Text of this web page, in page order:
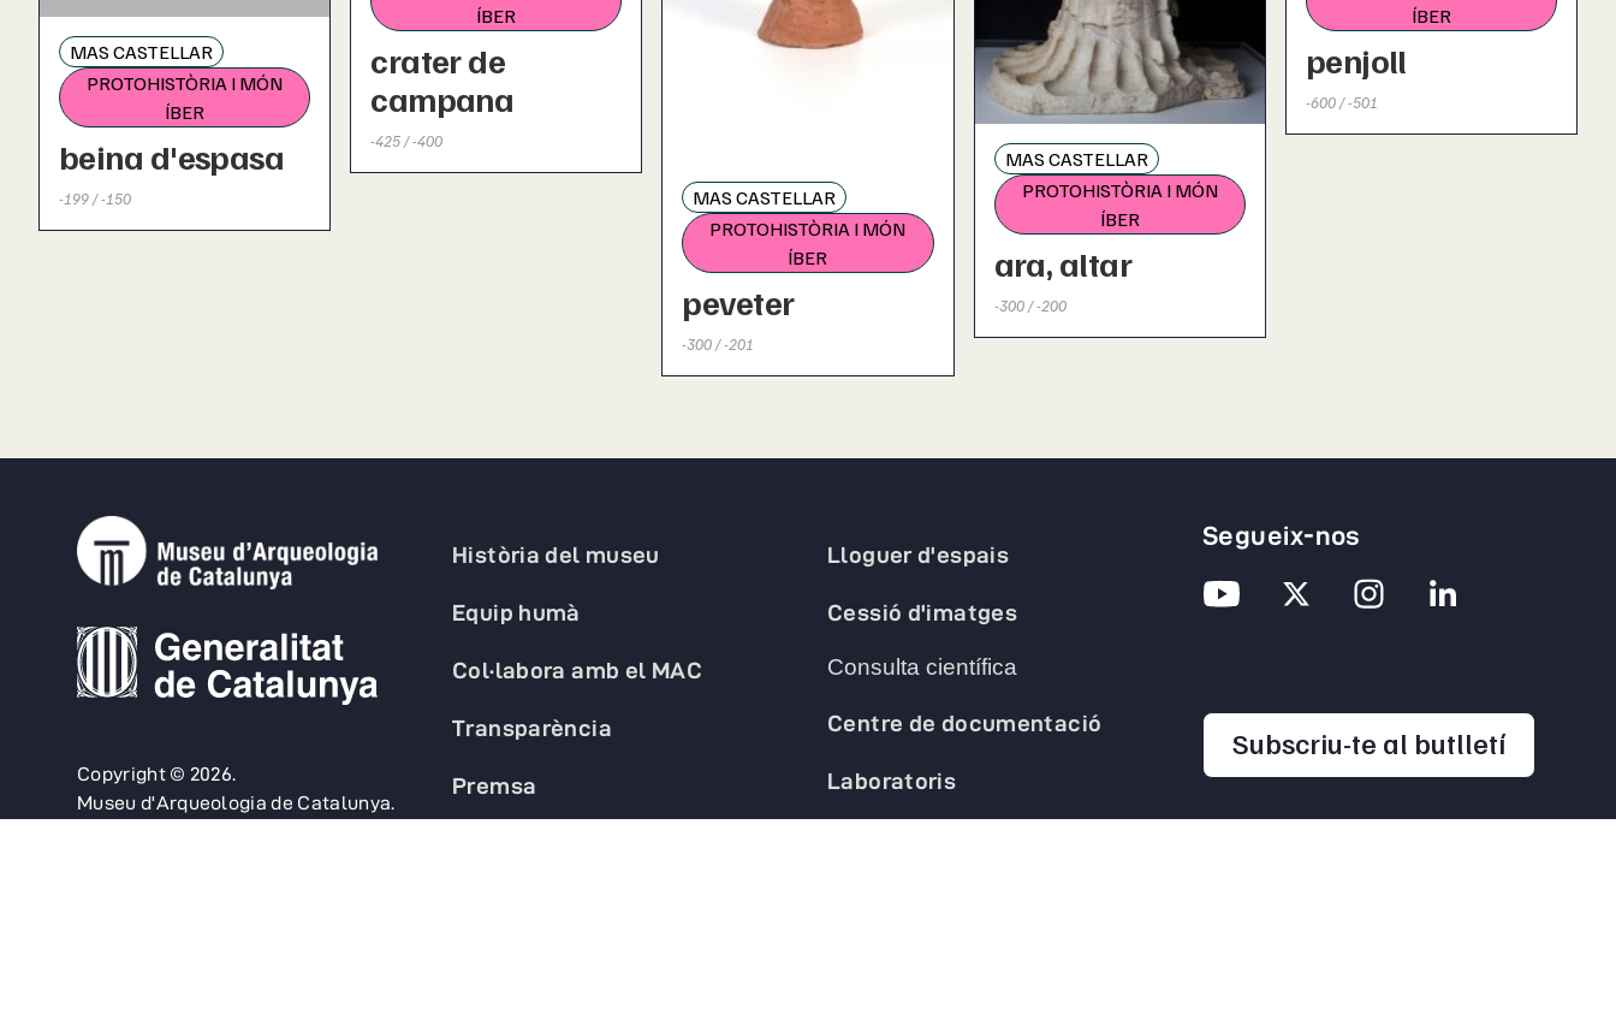
MAS CASTELLAR
PROTOHISTÒRIA I MÓN
ÍBER
beina d'espasa
-199 / -150
ÍBER
crater de
campana
-425 / -400
MAS CASTELLAR
PROTOHISTÒRIA I MÓN
ÍBER
peveter
-300 / -201
MAS CASTELLAR
PROTOHISTÒRIA I MÓN
ÍBER
ara, altar
-300 / -200
ÍBER
penjoll
-600 / -501
Copyright © 2026.
Museu d'Arqueologia de Catalunya.
Història del museu
Equip humà
Col·labora amb el MAC
Transparència
Premsa
Lloguer d'espais
Cessió d'imatges
Consulta científica
Centre de documentació
Laboratoris
Segueix-nos
Subscriu-te al butlletíopens